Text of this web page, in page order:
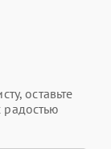
оставьте